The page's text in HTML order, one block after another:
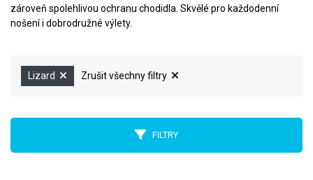
zároveň spolehlivou ochranu chodidla. Skvělé pro každodenní
nošení i dobrodružné výlety.
Lizard Zrušit všechny filtry
FILTRY